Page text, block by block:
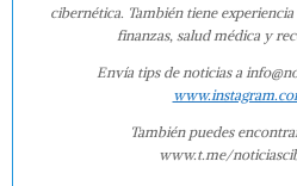
cibernética. También tiene
finanzas, salud médica y
Envía tips de noticias a
También puedes
www.t.me/